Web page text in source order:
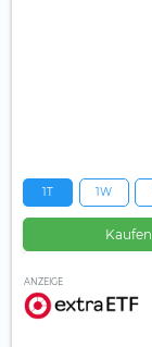
1T 1W
Kaufen
ANZEIGE